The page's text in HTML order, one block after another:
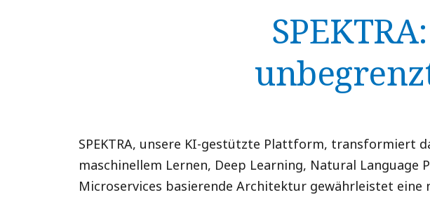
SPEKTRA, unsere KI-gestützte Plattform, transformiert
maschinellem Lernen, Deep Learning, Natural
Microservices basierende Architektur gewährleistet